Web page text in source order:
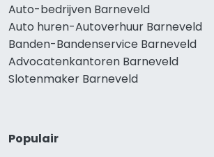
Auto-bedrijven Barneveld
Auto huren-Autoverhuur Barneveld
Banden-Bandenservice Barneveld
Advocatenkantoren Barneveld
Slotenmaker Barneveld
Populair